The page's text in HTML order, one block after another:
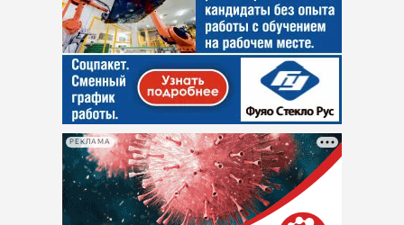
РЕКЛАМА